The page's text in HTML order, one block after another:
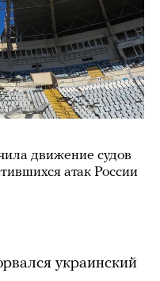
движение судов
атак России
украинский